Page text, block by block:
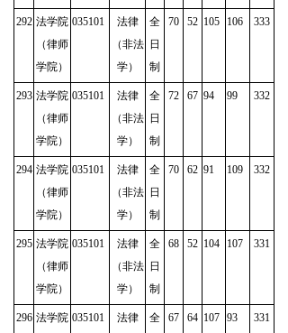
292 法学院
（律师
学院）
035101
法律
（非法
学）
全
日
制
70 52 105 106 333
293 法学院
（律师
学院）
035101
法律
（非法
学）
全
日
制
72 67 94 99 332
294 法学院
（律师
学院）
035101
法律
（非法
学）
全
日
制
70 62 91 109 332
295 法学院
（律师
学院）
035101
法律
（非法
学）
全
日
制
68 52 104 107 331
296 法学院 035101
法律
全
67 64 107 93 331